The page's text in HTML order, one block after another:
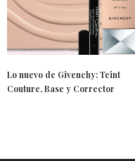
Lo nuevo de Givenchy: Teint
Couture, Base y Corrector